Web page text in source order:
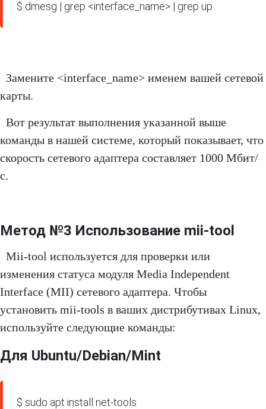
$ dmesg | grep <interface_name> | grep up
Замените <interface_name> именем вашей сетевой
карты.
Вот результат выполнения указанной выше
команды в нашей системе, который показывает, что
скорость сетевого адаптера составляет 1000 Мбит/
с.
Метод №3 Использование mii-tool
Mii-tool используется для проверки или
изменения статуса модуля Media Independent
Interface (MII) сетевого адаптера. Чтобы
установить mii-tools в ваших дистрибутивах Linux,
используйте следующие команды:
Для Ubuntu/Debian/Mint
$ sudo apt install net-tools